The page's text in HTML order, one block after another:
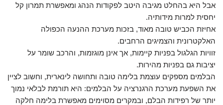
אבל היא בהחלט מגיבה היטב לפקודות הנהג ומאפשרת תמרון קל
יחסית למרות מידותיה.
אחיזת הכביש טובה מאוד, בזכות מערכת ההנעה הכפולה
האלקטרונית והצמיגים הרחבים.
זוויות הגלגול בפניות קיימות, אך אינן מוגזמות, והרכב שומר על
יציבות גם בפניות מהירות.
הבלמים מספקים עוצמת בלימה טובה ותחושה לינארית, וחשוב לציין
את השפעת מערכת הרגנרציה על הבלמים: היא תורמת לבלאי נמוך
יותר של רפידות הבלם, ובמקרים מסוימים מאפשרת בלימה חלקה